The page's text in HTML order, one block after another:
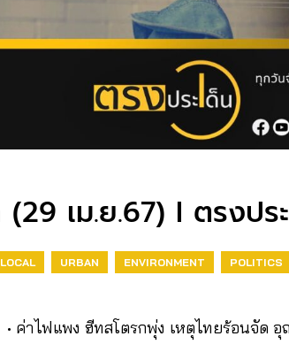
เม.ย.67) I ตรงปร
LOCAL URBAN ENVIRONMENT POLITICS
• ค่าไฟแพง ฮีทสโตรกพุ่ง เหตุไทยร้อนจัด